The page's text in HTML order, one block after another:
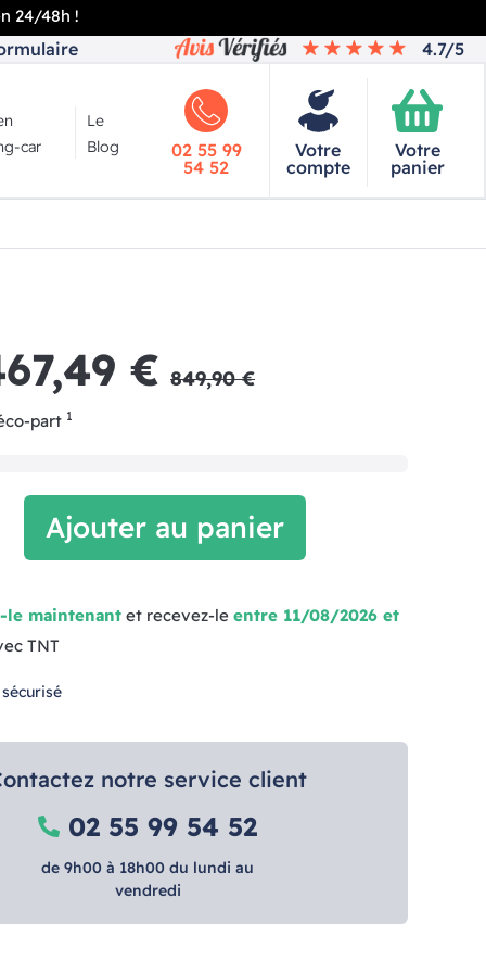
24/48h !
4.7/5
car
Le
Blog
02 55 99
54 52
Votre
compte
Votre
panier
€ 849,90 €
part 1
Ajouter au panier
le maintenant et recevez-le entre 11/08/2026 et
TNT
notre service client
02 55 99 54 52
de 9h00 à 18h00 du lundi au
vendredi